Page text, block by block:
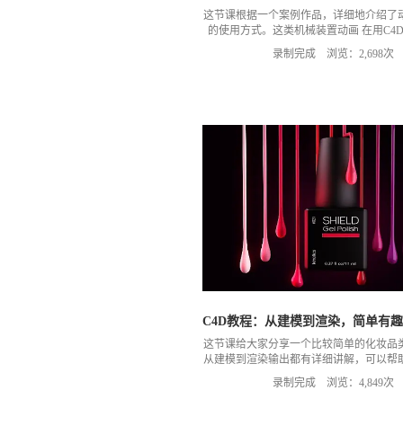
这节课根据一个案例作品，详细地介绍了
的使用方式。这类机械装置动画 在用
时，先做减法，把一些不运动的部位先排
运动形态的关节点，并且记住一个原则，
录制完成 浏览：2,698次
C4D教程：从建模到渲染，简单有
这节课给大家分享一个比较简单的化妆品
从建模到渲染输出都有详细讲解，可以帮
个制作流程。
录制完成 浏览：4,849次